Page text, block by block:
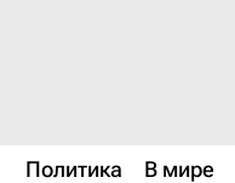
Политика В мире